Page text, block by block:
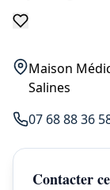
Maison
Salines
07 68 88 36
Contacter